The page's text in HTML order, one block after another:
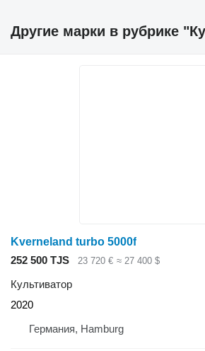
Другие марки в рубрике
Kverneland turbo 5000f
252 500 TJS
23 720 € ≈ 27 400 $
Культиватор
2020
Германия, Hamburg